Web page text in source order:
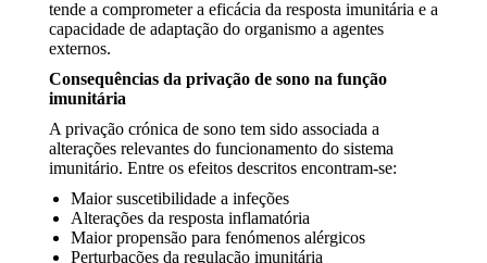
tende a comprometer a eficácia da resposta imunitária e a
capacidade de adaptação do organismo a agentes
externos.
Consequências da privação de sono na função
imunitária
A privação crónica de sono tem sido associada a
alterações relevantes do funcionamento do sistema
imunitário. Entre os efeitos descritos encontram-se:
Maior suscetibilidade a infeções
Alterações da resposta inflamatória
Maior propensão para fenómenos alérgicos
Perturbações da regulação imunitária